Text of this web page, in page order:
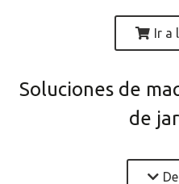
Ir a
Soluciones de
de